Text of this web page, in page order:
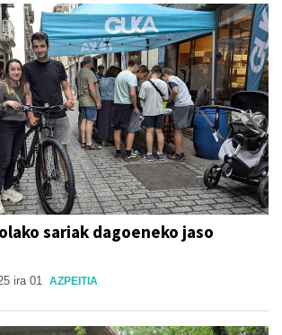
sariak dagoeneko jaso
ira 01 AZPEITIA